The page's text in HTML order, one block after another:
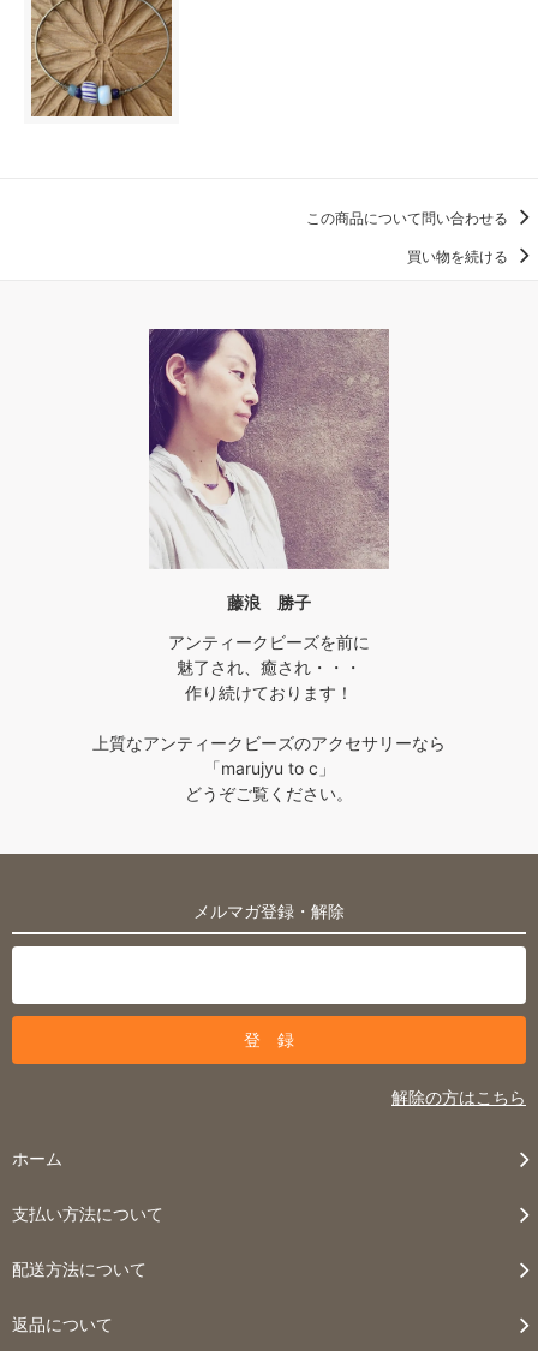
この商品について問い合わせる
買い物を続ける
藤浪 勝子
アンティークビーズを前に
魅了され、癒され・・・
作り続けております！
上質なアンティークビーズのアクセサリーなら
「marujyu to c」
どうぞご覧ください。
メルマガ登録・解除
解除の方はこちら
ホーム
支払い方法について
配送方法について
返品について